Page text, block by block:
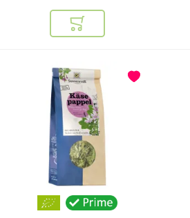
In den Warenkorb